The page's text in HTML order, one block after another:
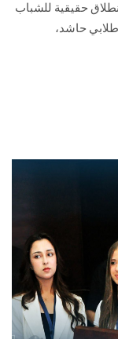
حقيقية للشباب
حاشد،